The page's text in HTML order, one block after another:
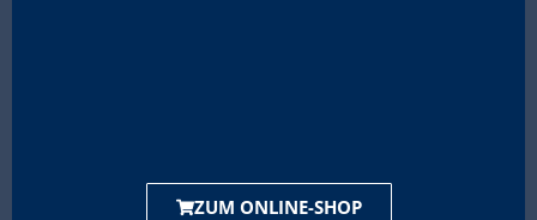
ZUM ONLINE-SHOP